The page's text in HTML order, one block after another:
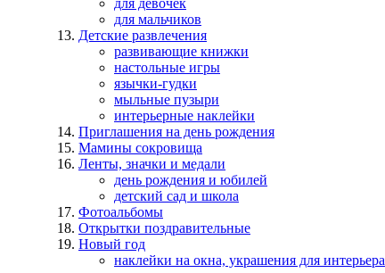
для девочек
для мальчиков
Детские развлечения
развивающие книжки
настольные игры
язычки-гудки
мыльные пузыри
интерьерные наклейки
Приглашения на день рождения
Мамины сокровища
Ленты, значки и медали
день рождения и юбилей
детский сад и школа
Фотоальбомы
Открытки поздравительные
Новый год
наклейки на окна, украшения для интерьера